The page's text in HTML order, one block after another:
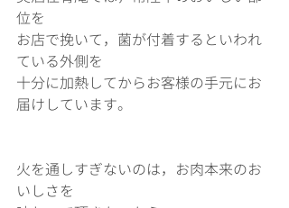
位を
お店で挽いて，菌が付着するといわれ
ている外側を
十分に加熱してからお客様の手元にお
届けしています。
火を通しすぎないのは，お肉本来のお
いしさを